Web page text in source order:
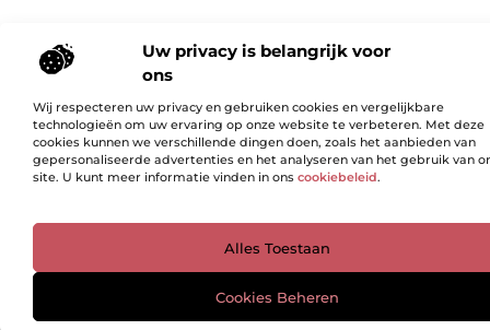
Uw privacy is belangrijk voor
ons
Wij respecteren uw privacy en gebruiken cookies en vergelijkbare
technologieën om uw ervaring op onze website te verbeteren. Met deze
cookies kunnen we verschillende dingen doen, zoals het aanbieden van
gepersonaliseerde advertenties en het analyseren van het gebruik van
site. U kunt meer informatie vinden in ons cookiebeleid.
Alles Toestaan
Cookies Beheren